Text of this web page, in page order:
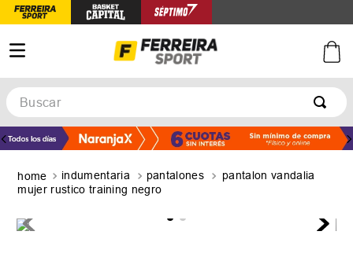
Buscar
indumentaria pantalones
pantalon vandalia
mujer rustico training negro
TÉRMINOS MÁS BUSCADOS
2.
zapatillas